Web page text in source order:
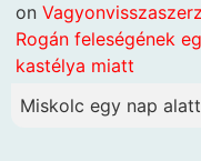
on
Rogán feleségének
kastélya miatt
Miskolc egy nap